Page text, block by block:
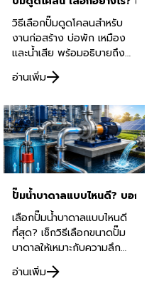
วิธีเลือกปั๊มดูดโคลนสำหรับ
งานก่อสร้าง บ่อพัก เหมือง
และน้ำเสีย พร้อมอธิบายถึง
ขนาดท่อ ใบพัด ตะกอน และ
หลักการเลือกปั๊มน้ำ Tsurumi
Dynamach
อ่านเพิ่ม
ยบเทียบสเปกปั๊มสูบน้ำบาดาลเพื่
ปั๊มน้ำบาดาลแบบไหนดี? บอกวิธี
เลือกปั๊มน้ำบาดาลแบบไหนดี
ที่สุด? เช็กวิธีเลือกขนาดปั๊ม
บาดาลให้เหมาะกับความลึก
และ ปริมาณน้ำ พร้อมเทคนิค
ป้องกันปั๊มติดบ่อจาก
อ่านเพิ่ม